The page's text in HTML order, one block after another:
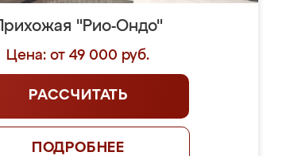
Прихожая "Рио-Ондо"
Цена: от 49 000 руб.
РАССЧИТАТЬ
ПОДРОБНЕЕ